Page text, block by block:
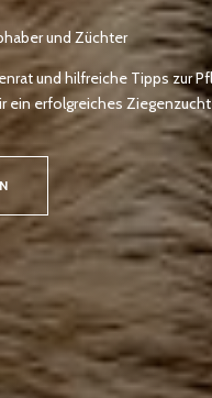
und Züchter
und hilfreiche Tipps zur
ein erfolgreiches